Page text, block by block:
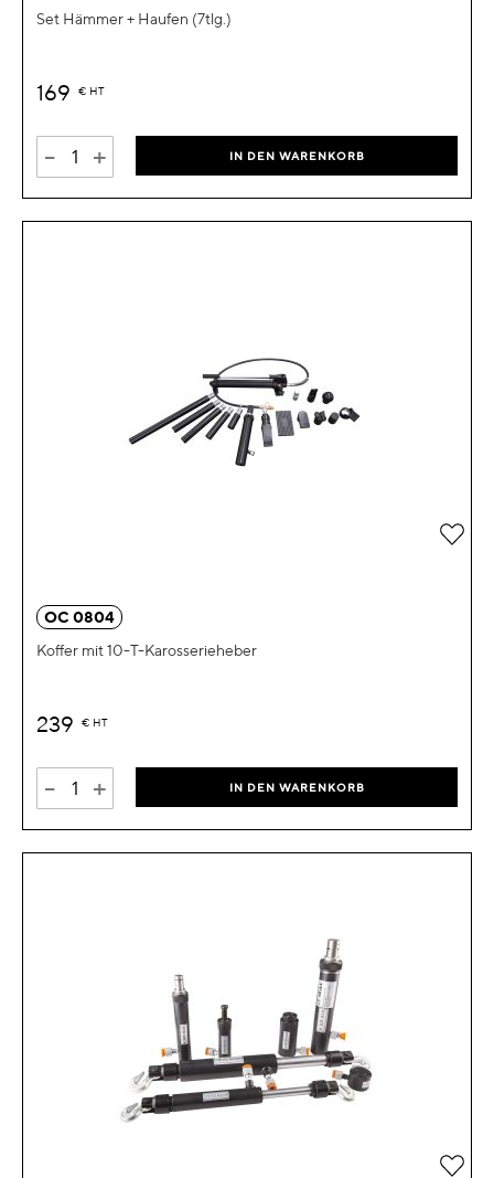
Set Hämmer + Haufen (7tlg.)
169 € HT
- + IN DEN WARENKORB
OC 0804
Koffer mit 10-T-Karosserieheber
239 € HT
- + IN DEN WARENKORB
Zur
Zur